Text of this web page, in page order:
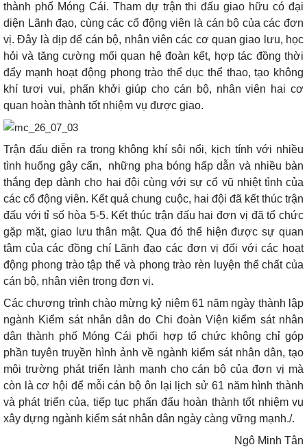
thành phố Móng Cái. Tham dự trận thi đấu giao hữu có đại
diện Lãnh đạo, cùng các cổ động viên là cán bộ của các đơn
vị. Đây là dịp để cán bộ, nhân viên các cơ quan giao lưu, học
hỏi và tăng cường mối quan hệ đoàn kết, hợp tác đồng thời
đẩy mạnh hoạt động phong trào thể dục thể thao, tạo không
khí tươi vui, phấn khởi giúp cho cán bộ, nhân viên hai cơ
quan hoàn thành tốt nhiệm vụ được giao.
Trận đấu diễn ra trong không khí sôi nổi, kịch tính với nhiều
tình huống gây cấn,
những pha bóng hấp dẫn và nhiều bàn
thắng đẹp dành cho hai đội cùng với sự cổ vũ nhiệt tình của
các cổ động viên. Kết quả chung cuộc, hai đội đã kết thúc trận
đấu với tỉ số hòa 5-5. Kết thúc trận đấu hai đơn vị đã tổ chức
gặp mặt, giao lưu thân mật. Qua đó thể hiện được sự quan
tâm của các đồng chí Lãnh đạo các đơn vị đối với các hoạt
động phong trào tập thể và phong trào rèn luyện thể chất của
cán bộ, nhân viên trong đơn vị.
Các chương trình chào mừng kỷ niệm 61 năm ngày thành lập
ngành Kiểm sát nhân dân do Chi đoàn Viện kiểm sát nhân
dân thành phố Móng Cái phối hợp tổ chức không chỉ góp
phần tuyên truyền hình ảnh về ngành kiểm sát nhân dân, tạo
môi trường phát triển lành mạnh cho cán bộ của đơn vị mà
còn là cơ hội để mỗi cán bộ ôn lại lịch sử 61 năm hình thành
và phát triển của, tiếp tục phấn đấu hoàn thành tốt nhiệm vụ
xây dựng ngành kiểm sát nhân dân ngày càng vững mạnh./.
Ngô Minh Tân